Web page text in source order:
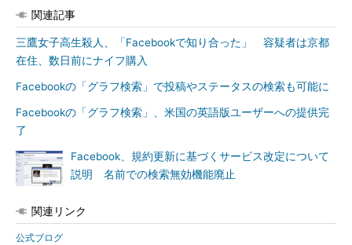
関連記事
三鷹女子高生殺人、「Facebookで知り合った」 容疑者は京都
在住、数日前にナイフ購入
Facebookの「グラフ検索」で投稿やステータスの検索も可能に
Facebookの「グラフ検索」、米国の英語版ユーザーへの提供完
了
Facebook、規約更新に基づくサービス改定について
説明 名前での検索無効機能廃止
関連リンク
公式ブログ